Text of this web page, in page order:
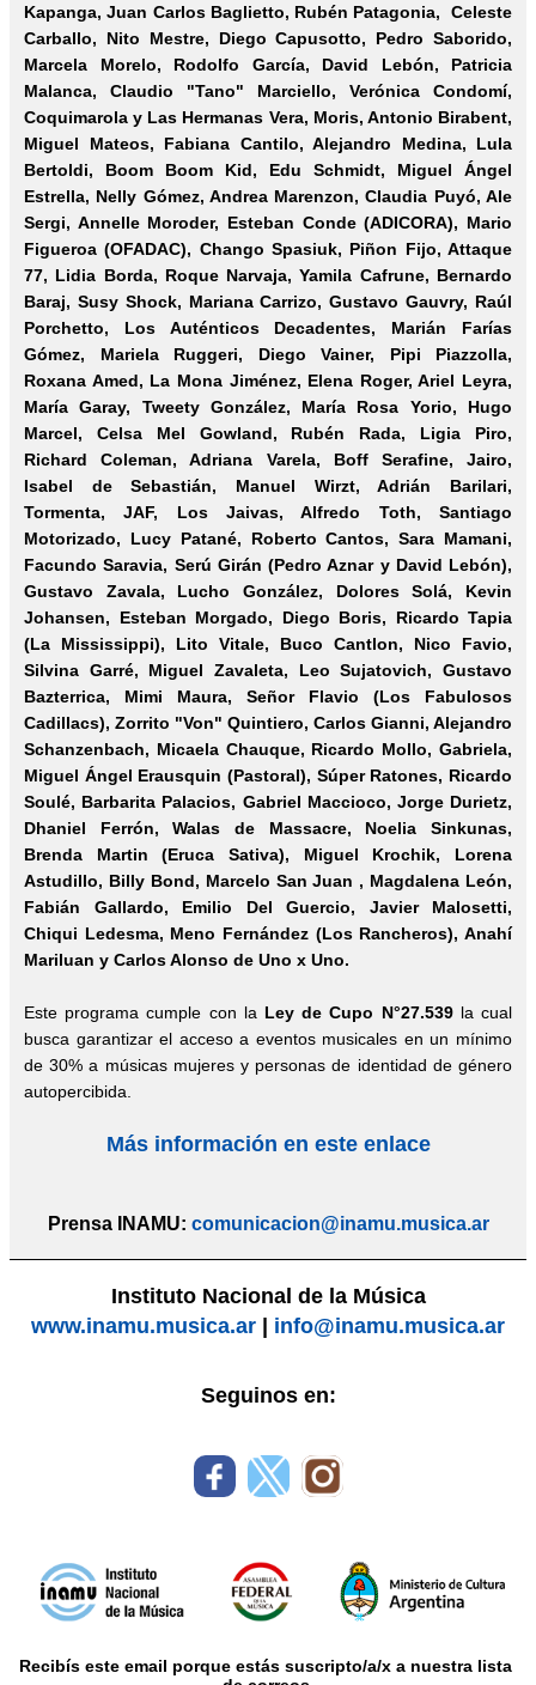
Kapanga, Juan Carlos Baglietto, Rubén Patagonia, Celeste
Carballo, Nito Mestre, Diego Capusotto, Pedro Saborido,
Marcela Morelo, Rodolfo García, David Lebón, Patricia
Malanca, Claudio "Tano" Marciello, Verónica Condomí,
Coquimarola y Las Hermanas Vera, Moris, Antonio Birabent,
Miguel Mateos, Fabiana Cantilo, Alejandro Medina, Lula
Bertoldi, Boom Boom Kid, Edu Schmidt, Miguel Ángel
Estrella, Nelly Gómez, Andrea Marenzon, Claudia Puyó, Ale
Sergi, Annelle Moroder, Esteban Conde (ADICORA), Mario
Figueroa (OFADAC), Chango Spasiuk, Piñon Fijo, Attaque
77, Lidia Borda, Roque Narvaja, Yamila Cafrune, Bernardo
Baraj, Susy Shock, Mariana Carrizo, Gustavo Gauvry, Raúl
Porchetto, Los Auténticos Decadentes, Marián Farías
Gómez, Mariela Ruggeri, Diego Vainer, Pipi Piazzolla,
Roxana Amed, La Mona Jiménez, Elena Roger, Ariel Leyra,
María Garay, Tweety González, María Rosa Yorio, Hugo
Marcel, Celsa Mel Gowland, Rubén Rada, Ligia Piro,
Richard Coleman, Adriana Varela, Boff Serafine, Jairo,
Isabel de Sebastián, Manuel Wirzt, Adrián Barilari,
Tormenta, JAF, Los Jaivas, Alfredo Toth, Santiago
Motorizado, Lucy Patané, Roberto Cantos, Sara Mamani,
Facundo Saravia, Serú Girán (Pedro Aznar y David Lebón),
Gustavo Zavala, Lucho González, Dolores Solá, Kevin
Johansen, Esteban Morgado, Diego Boris, Ricardo Tapia
(La Mississippi), Lito Vitale, Buco Cantlon, Nico Favio,
Silvina Garré, Miguel Zavaleta, Leo Sujatovich, Gustavo
Bazterrica, Mimi Maura, Señor Flavio (Los Fabulosos
Cadillacs), Zorrito "Von" Quintiero, Carlos Gianni, Alejandro
Schanzenbach, Micaela Chauque, Ricardo Mollo, Gabriela,
Miguel Ángel Erausquin (Pastoral), Súper Ratones, Ricardo
Soulé, Barbarita Palacios, Gabriel Maccioco, Jorge Durietz,
Dhaniel Ferrón, Walas de Massacre, Noelia Sinkunas,
Brenda Martin (Eruca Sativa), Miguel Krochik, Lorena
Astudillo, Billy Bond, Marcelo San Juan , Magdalena León,
Fabián Gallardo, Emilio Del Guercio, Javier Malosetti,
Chiqui Ledesma, Meno Fernández (Los Rancheros), Anahí
Mariluan y Carlos Alonso de Uno x Uno.
Este programa cumple con la Ley de Cupo N°27.539la cual
busca garantizar el acceso a eventos musicales en un mínimo
de 30% a músicas mujeres y personas de identidad de género
autopercibida.
Más información en este enlace
Prensa INAMU: comunicacion@inamu.musica.ar
Instituto Nacional de la Música
www.inamu.musica.ar
info@inamu.musica.ar
Seguinos en:
Recibís este email porque estás suscripto/a/x a nuestra lista